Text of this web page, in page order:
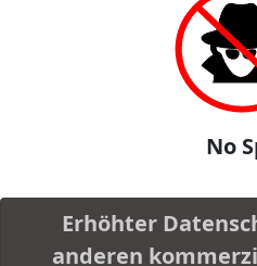
No
Erhöhter
anderen